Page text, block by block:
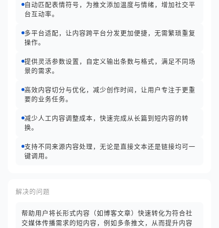
自动匹配表情符号，为推文添加温度与情绪，增加社交平
台互动率。
多平台适配，让内容跨平台分发更加便捷，无需繁琐重复
操作。
提供灵活参数设置，自定义输出条数与格式，满足不同场
景的需求。
高效内容切分与优化，减少创作时间，让用户专注于更重
要的业务任务。
减少人工内容调整成本，快速完成从长篇到短内容的转
换。
支持不同来源内容处理，无论是直接文本还是链接均可一
键调用。
解决的问题
帮助用户将长形式内容（如博客文章）快速转化为符合社
交媒体传播需求的短内容，例如多条推文，从而提升内容